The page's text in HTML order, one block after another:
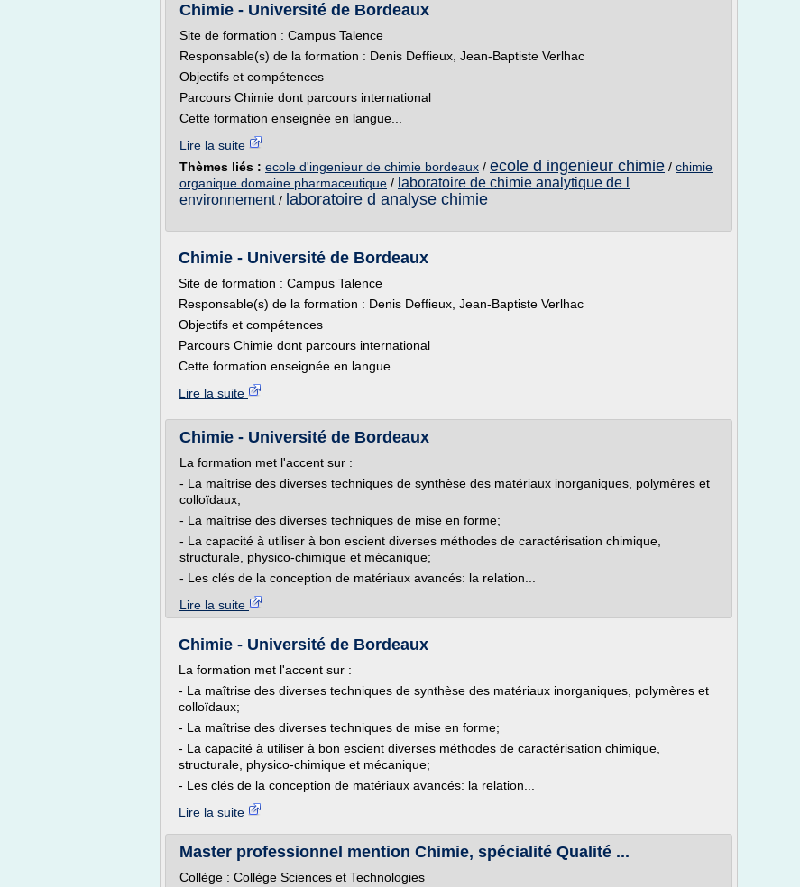
Chimie - Université de Bordeaux
Site de formation : Campus Talence
Responsable(s) de la formation : Denis Deffieux, Jean-Baptiste Verlhac
Objectifs et compétences
Parcours Chimie dont parcours international
Cette formation enseignée en langue...
Lire la suite
Thèmes liés : ecole d'ingenieur de chimie bordeaux / ecole d ingenieur chimie / chimie
organique domaine pharmaceutique / laboratoire de chimie analytique de l
environnement/ laboratoire d analyse chimie
Chimie - Université de Bordeaux
Site de formation : Campus Talence
Responsable(s) de la formation : Denis Deffieux, Jean-Baptiste Verlhac
Objectifs et compétences
Parcours Chimie dont parcours international
Cette formation enseignée en langue...
Lire la suite
Chimie - Université de Bordeaux
La formation met l'accent sur :
- La maîtrise des diverses techniques de synthèse des matériaux inorganiques, polymères et
colloïdaux;
- La maîtrise des diverses techniques de mise en forme;
- La capacité à utiliser à bon escient diverses méthodes de caractérisation chimique,
structurale, physico-chimique et mécanique;
- Les clés de la conception de matériaux avancés: la relation...
Lire la suite
Chimie - Université de Bordeaux
La formation met l'accent sur :
- La maîtrise des diverses techniques de synthèse des matériaux inorganiques, polymères et
colloïdaux;
- La maîtrise des diverses techniques de mise en forme;
- La capacité à utiliser à bon escient diverses méthodes de caractérisation chimique,
structurale, physico-chimique et mécanique;
- Les clés de la conception de matériaux avancés: la relation...
Lire la suite
Master professionnel mention Chimie, spécialité Qualité ...
Collège : Collège Sciences et Technologies